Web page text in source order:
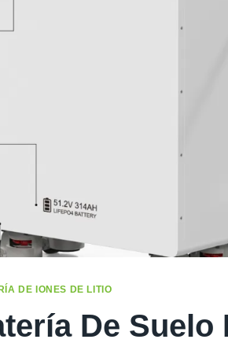
DE IONES DE LITIO
De Suelo